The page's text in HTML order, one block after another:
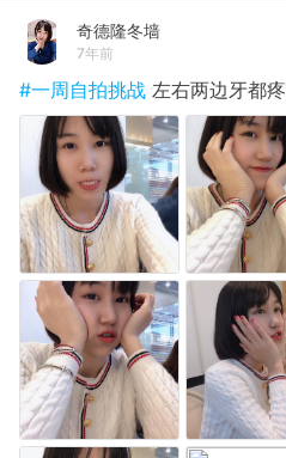
奇德隆冬墙
7年前
#一周自拍挑战 左右两边牙都疼